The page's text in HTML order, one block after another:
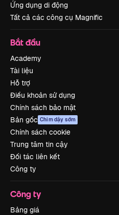
Ứng dụng di động
Tất cả các công cụ Magnific
Bắt đầu
Academy
Tài liệu
Hỗ trợ
Điều khoản sử dụng
Chính sách bảo mật
Bản gốc Chim dậy sớm
Chính sách cookie
Trung tâm tin cậy
Đối tác liên kết
Công ty
Công ty
Bảng giá